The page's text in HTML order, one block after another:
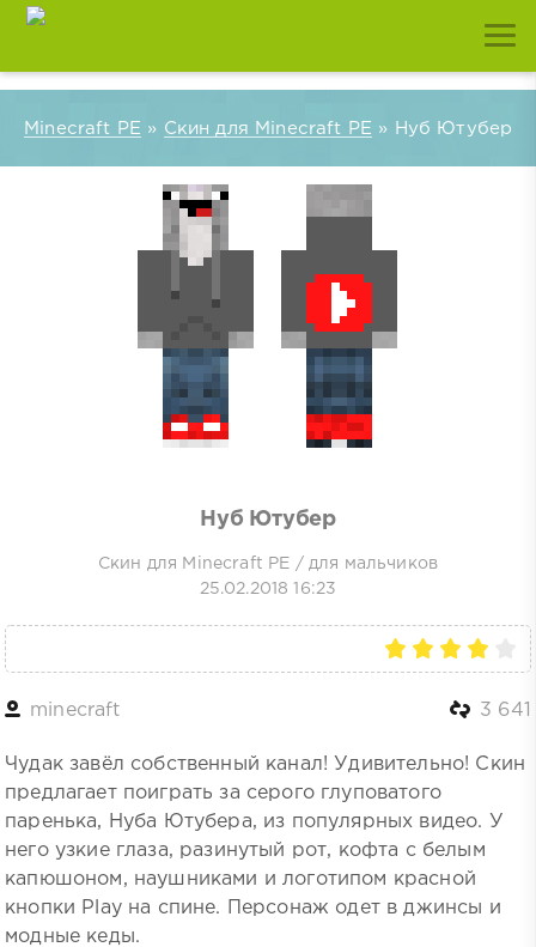
Minecraft PE » Скин для Minecraft PE » Нуб Ютубер
Нуб Ютубер
Скин для Minecraft PE / для мальчиков
25.02.2018 16:23
minecraft 3 641
Чудак завёл собственный канал! Удивительно! Скин
предлагает поиграть за серого глуповатого
паренька, Нуба Ютубера, из популярных видео. У
него узкие глаза, разинутый рот, кофта с белым
капюшоном, наушниками и логотипом красной
кнопки Play на спине. Персонаж одет в джинсы и
модные кеды.